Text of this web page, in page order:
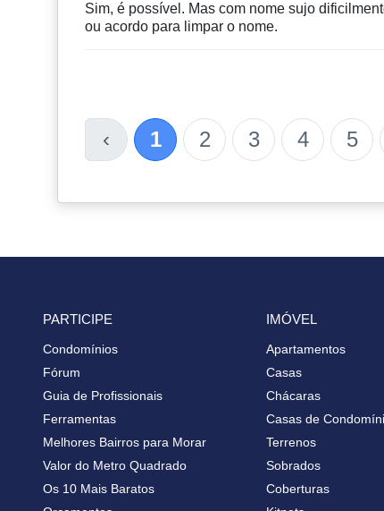
Sim, é possível. Mas com nome sujo
ou acordo para limpar o nome.
‹ 1 2 3 4 5
PARTICIPE
Condomínios
Fórum
Guia de Profissionais
Ferramentas
Melhores Bairros para Morar
Valor do Metro Quadrado
Os 10 Mais Baratos
IMÓVEL
Apartamentos
Casas
Chácaras
Casas de
Terrenos
Sobrados
Coberturas